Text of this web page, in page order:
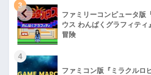
3
ファミリーコンピュータ版
ウス わんぱくグラフィティ
冒険
4
ファミコン版『ミラクルロ